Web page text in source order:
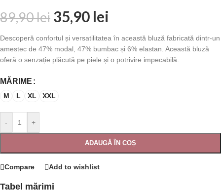
89,90lei 35,90 lei
Descoperă confortul și versatilitatea în această bluză fabricată dintr-un
amestec de 47% modal, 47% bumbac și 6% elastan. Această bluză
oferă o senzație plăcută pe piele și o potrivire impecabilă.
MĂRIME
M L XL XXL
- +
ADAUGĂ ÎN COȘ
Compare Add to wishlist
Tabel mărimi